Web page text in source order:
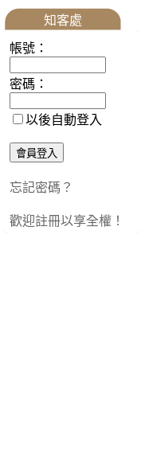
知客處
帳號：
密碼：
以後自動登入
忘記密碼？
歡迎註冊以享全權！